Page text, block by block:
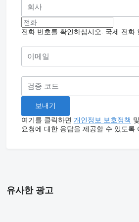
전화 번호를 확인하십시오. 국제 전화
여기를 클릭하면 개인정보 보호정책 및
요청에 대한 응답을 제공할 수 있도록
유사한 광고